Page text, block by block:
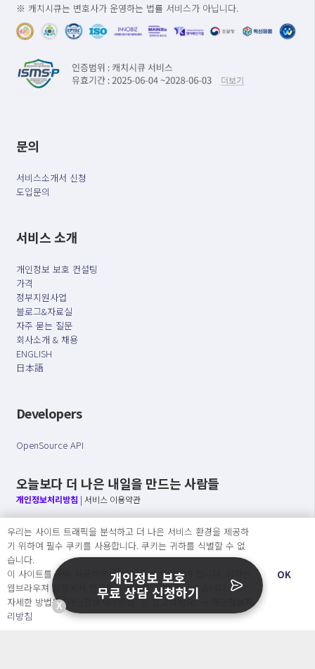
※ 캐치시큐는 변호사가 운영하는 법률 서비스가 아닙니다.
문의
서비스소개서 신청
도입문의
서비스 소개
개인정보 보호 컨설팅
가격
정부지원사업
블로그&자료실
자주 묻는 질문
회사소개 & 채용
ENGLISH
日本語
Developers
OpenSource API
오늘보다 더 나은 내일을 만드는 사람들
개인정보처리방침 | 서비스 이용약관
○ 개인정보보호 컴플라이언스를 선도하겠습니다.
○ 정보주체의 권리를 보장하겠습니다.
○ 기업의 개인정보보호를 위한 효율적 관리를 보장하겠습니다.
Copyright Ⓒ
2026 O.NE PEOPLE Co., Ltd. All rights reserved.
우리는 사이트 트래픽을 분석하고 더 나은 서비스 환경을 제공하
기 위하여 필수 쿠키를 사용합니다. 쿠키는 귀하를 식별할 수 없
습니다.
이 사이트를 계속 사용하면 쿠키 사용에 동의하게 됩니다. 귀하는
웹브라우져 설정에서 언제든지 쿠키를 삭제 할 수있습니다.
자세한 방법은 “개인정보처리방침” 을 참고하세요. →
리방침
OK
X
개인정보 보호
무료 상담 신청하기